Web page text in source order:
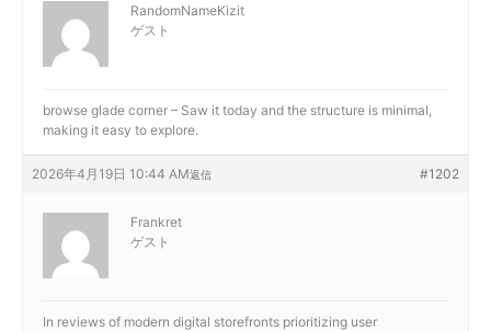
RandomNameKizit
ゲスト
browse glade corner – Saw it today and the structure is minimal,
making it easy to explore.
2026年4月19日 10:44 AM #1202
返信
Frankret
ゲスト
In reviews of modern digital storefronts prioritizing user